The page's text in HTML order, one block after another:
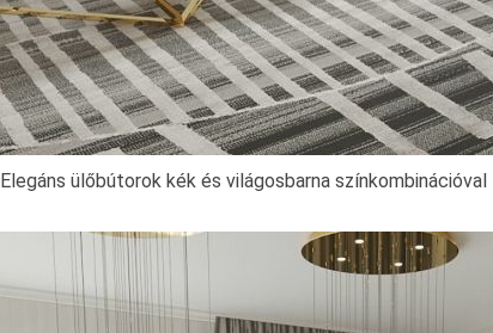
Elegáns ülőbútorok kék és világosbarna színkombinációval